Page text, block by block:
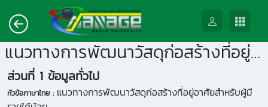
แนวทางการพัฒนาวัสดุก่อสร้างที่อยู่อาศัยสำหรับผู้มีรายได้น้อย
ส่วนที่ 1 ข้อมูลทั่วไป
หัวข้อภาษาไทย : แนวทางการพัฒนาวัสดุก่อสร้างที่อยู่อาศัยสำหรับผู้มี